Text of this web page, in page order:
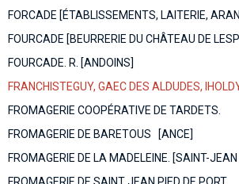
FORCADE [ÉTABLISSEMENTS, LAITERIE,
FOURCADE [BEURRERIE DU CHÂTEAU DE
FOURCADE. R. [ANDOINS]
FRANCHISTEGUY, GAEC DES ALDUDES,
FROMAGERIE COOPÉRATIVE DE TARDETS.
FROMAGERIE DE BARETOUS [ANCE]
FROMAGERIE DE LA MADELEINE. [SAINT-JEAN